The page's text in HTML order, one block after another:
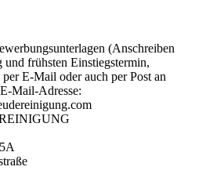
(Anschreiben
frühsten Einstiegstermin,
E-Mail oder auch per Post an
Mail-Adresse: